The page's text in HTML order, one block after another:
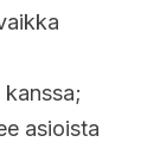
asioista